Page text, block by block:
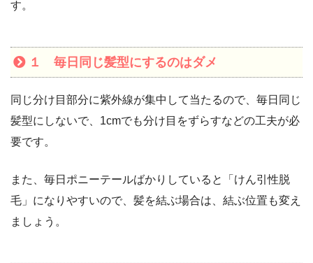
す。
１ 毎日同じ髪型にするのはダメ
同じ分け目部分に紫外線が集中して当たるので、毎日同じ
髪型にしないで、1cmでも分け目をずらすなどの工夫が必
要です。
また、毎日ポニーテールばかりしていると「けん引性脱
毛」になりやすいので、髪を結ぶ場合は、結ぶ位置も変え
ましょう。